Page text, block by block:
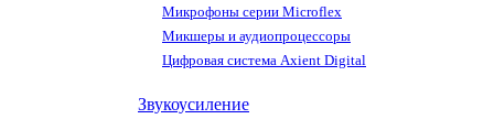
Микрофоны серии Microflex
Микшеры и аудиопроцессоры
Цифровая система Axient Digital
Звукоусиление